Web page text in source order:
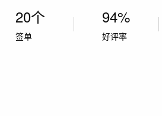
20个
签单
94%
好评率